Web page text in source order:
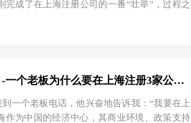
成了在上海注册公司的一番“壮举”，过程之
关东》。我决定用文字记录下这段传奇，给
套白狼”，直接让小明在没有实体办公地点的
一个老板为什么要在上海注册3家公司？-一个老板为什么要在上海注册3家公司？
一个老板电话，他兴奋地告诉我：“我要在上
作为中国的经济中心，其商业环境、政策支持